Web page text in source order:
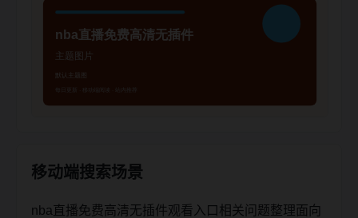
移动端搜索场景
nba直播免费高清无插件观看入口相关问题整理面向